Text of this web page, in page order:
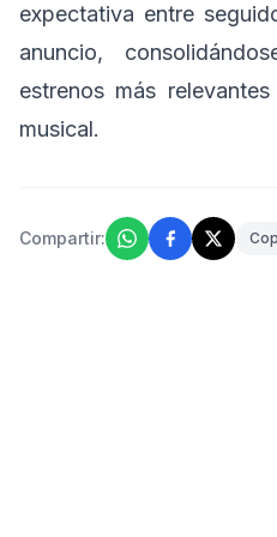
expectativa entre
anuncio,
estrenos más
musical.
Compartir: